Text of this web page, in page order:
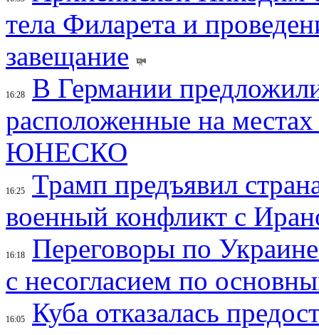
тела Филарета и
завещание
16:28
В Германии
расположенные на
ЮНЕСКО
16:25
Трамп предъявил
военный конфликт с
16:18
Переговоры по
с несогласием по
16:05
Куба отказалась